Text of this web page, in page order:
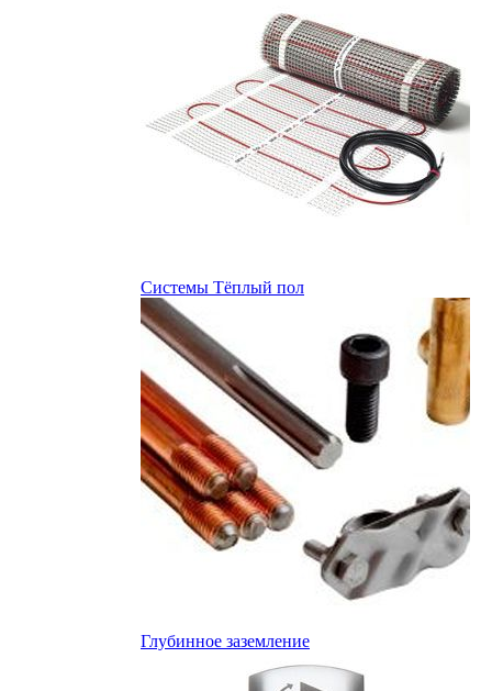
Системы Тёплый пол
Глубинное заземление